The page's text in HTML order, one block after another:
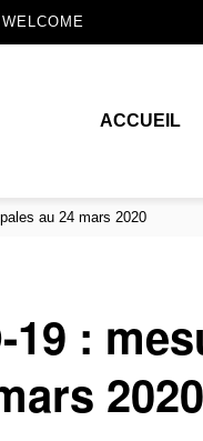
ACCUEIL
au 24 mars 2020
19 :
2020